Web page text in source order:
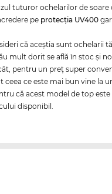
tuturor ochelarilor de
pe protecția UV400
că aceştia sunt ochelarii
mult dorit se află în stoc şi
pentru un preţ super
ceea ce este mai bun vine la
că acest model de top
disponibil.